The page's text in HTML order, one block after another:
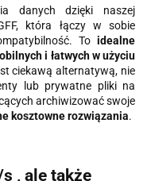
danych dzięki naszej
która łączy w sobie
To idealne
i łatwych w użyciu
ciekawą alternatywą, nie
lub prywatne pliki na
archiwizować swoje
kosztowne rozwiązania.
, ale także